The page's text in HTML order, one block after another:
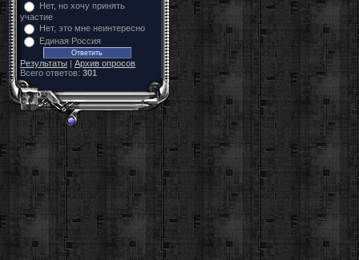
Нет, но хочу принять
участие
Нет, это мне неинтересно
Единая Россия
Результаты | Архив опросов
Всего ответов: 301